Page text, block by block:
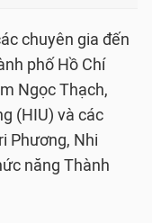
chuyên gia đến
phố Hồ Chí
Ngọc Thạch,
(HIU) và các
Phương, Nhi
năng Thành